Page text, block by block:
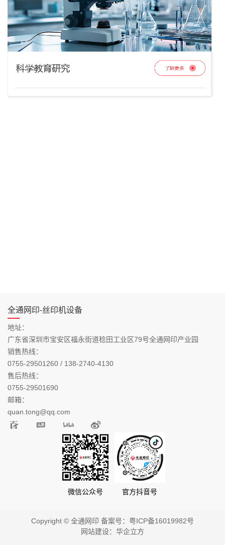
全通网印-丝印机设备
地址：
广东省深圳市宝安区福永街道稔田工业区79号全通网印产业园
销售热线：
0755-29501260 / 138-2740-4130
售后热线：
0755-29501690
邮箱：
quan.tong@qq.com
微信公众号 官方抖音号
Copyright © 全通网印 备案号： 粤ICP备16019982号
网站建设： 华企立方